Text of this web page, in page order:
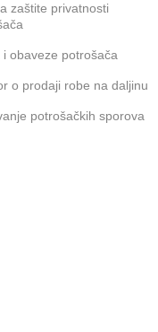
zaštite privatnosti
i obaveze potrošača
o prodaji robe na daljinu
potrošačkih sporova